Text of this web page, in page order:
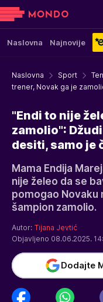
Naslovna Najnovije
Naslovna Sport
trener, Novak ga je
"Endi to nije
zamolio":
desiti, samo je
Mama Endija
nije želeo da se
pomogao Novaku
šampion zamolio.
Autor: Tijana Jevtić
Objavljeno 08.06.2025.
Dodajte